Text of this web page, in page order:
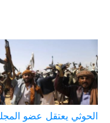
الحوثي يعتقل عضو